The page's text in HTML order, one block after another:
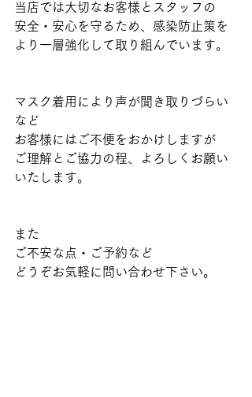
当店では大切なお客様とスタッフの
安全・安心を守るため、感染防止策を
より一層強化して取り組んでいます。
マスク着用により声が聞き取りづらい
など
お客様にはご不便をおかけしますが
ご理解とご協力の程、よろしくお願い
いたします。
また
ご不安な点・ご予約など
どうぞお気軽に問い合わせ下さい。